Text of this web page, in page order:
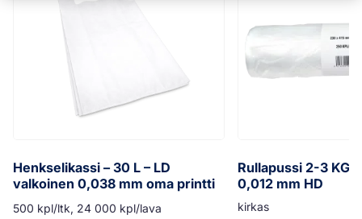
Henkselikassi – 30 L – LD
valkoinen 0,038 mm oma printti
500 kpl/ltk, 24 000 kpl/lava
Rullapussi 2-3 KG
0,012 mm HD
kirkas